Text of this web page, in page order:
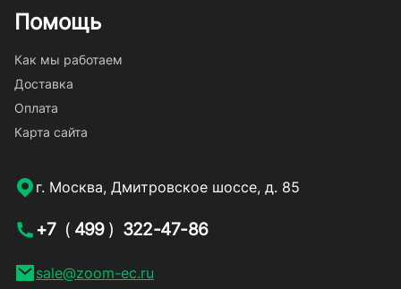
Помощь
Как мы работаем
Доставка
Оплата
Карта сайта
г. Москва, Дмитровское шоссе, д. 85
+7 ( 499 ) 322-47-86
sale@zoom-ec.ru